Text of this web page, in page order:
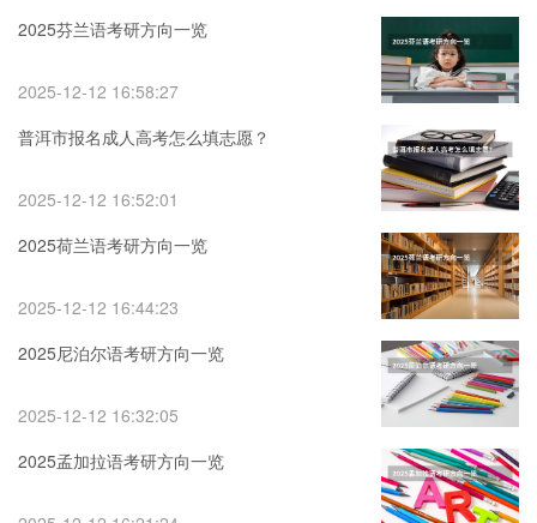
2025芬兰语考研方向一览
2025-12-12 16:58:27
普洱市报名成人高考怎么填志愿？
2025-12-12 16:52:01
2025荷兰语考研方向一览
2025-12-12 16:44:23
2025尼泊尔语考研方向一览
2025-12-12 16:32:05
2025孟加拉语考研方向一览